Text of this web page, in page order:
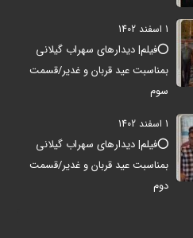
1 اسفند 1402
⭕️فیلم| دیدارهای سهراب گیلانی
بمناسبت عید قربان و غدیر/قسمت
سوم
1 اسفند 1402
⭕️فیلم| دیدارهای سهراب گیلانی
بمناسبت عید قربان و غدیر/قسمت
دوم